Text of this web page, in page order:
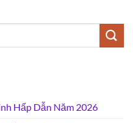
Hấp Dẫn Năm 2026